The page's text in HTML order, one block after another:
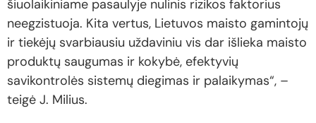
šiuolaikiniame pasaulyje nulinis rizikos faktorius
neegzistuoja. Kita vertus, Lietuvos maisto gamintojų
ir tiekėjų svarbiausiu uždaviniu vis dar išlieka maisto
produktų saugumas ir kokybė, efektyvių
savikontrolės sistemų diegimas ir palaikymas“, –
teigė J. Milius.